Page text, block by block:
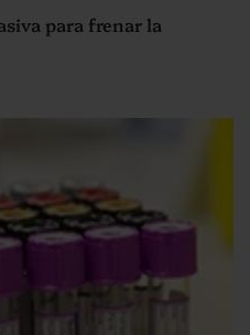
para frenar la